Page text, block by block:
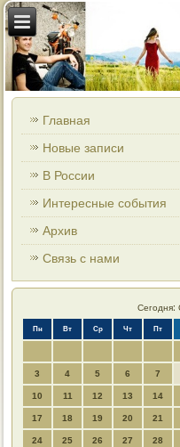
Главная
Новые записи
В России
Интересные события
Архив
Связь с нами
Сегодня:
Пн Вт Ср Чт Пт
3 4 5 6 7
10 11 12 13 14
17 18 19 20 21
24 25 26 27 28